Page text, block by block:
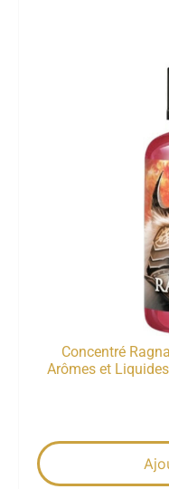
Concentré
Arômes et